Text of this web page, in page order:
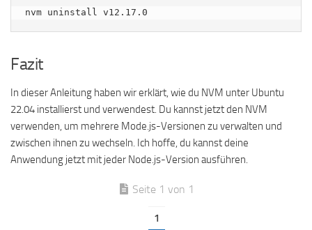
nvm uninstall v12.17.0
Fazit
In dieser Anleitung haben wir erklärt, wie du NVM unter Ubuntu
22.04 installierst und verwendest. Du kannst jetzt den NVM
verwenden, um mehrere Mode.js-Versionen zu verwalten und
zwischen ihnen zu wechseln. Ich hoffe, du kannst deine
Anwendung jetzt mit jeder Node.js-Version ausführen.
Seite 1 von 1
1